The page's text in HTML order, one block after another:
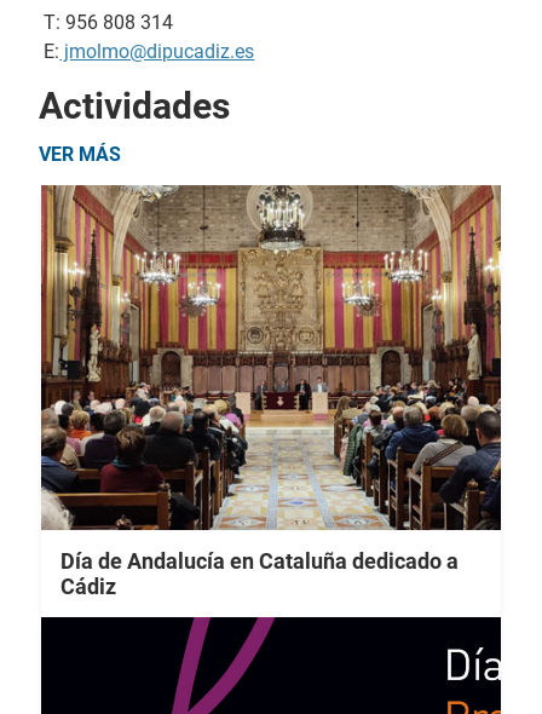
T: 956 808 314
E: jmolmo@dipucadiz.es
Actividades
VER MÁS
Día de Andalucía en Cataluña dedicado a
Cádiz